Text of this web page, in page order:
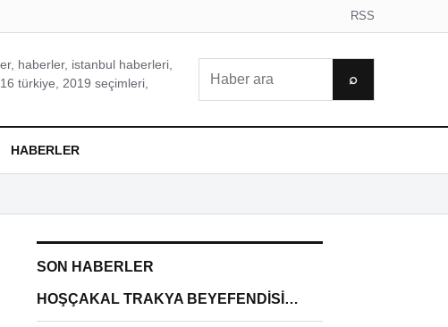
RSS
haberler, istanbul haberleri,
türkiye, 2019 seçimleri,
⌕
HABERLER
SON HABERLER
HOŞÇAKAL TRAKYA BEYEFENDİSİ…